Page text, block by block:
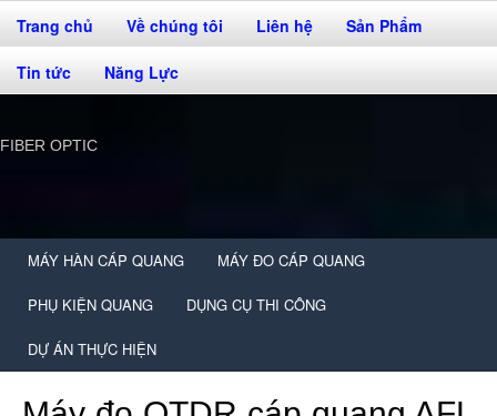
Trang chủ Về chúng tôi Liên hệ Sản Phẩm
Tin tức Năng Lực
FIBER OPTIC
MÁY HÀN CÁP QUANG MÁY ĐO CÁP QUANG
PHỤ KIỆN QUANG DỤNG CỤ THI CÔNG
DỰ ÁN THỰC HIỆN